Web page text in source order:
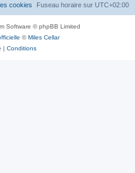
Fuseau horaire sur UTC+02:00
cookies
Software © phpBB Limited
©Miles Cellar
| Conditions